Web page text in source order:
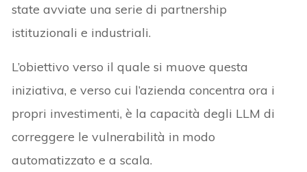
state avviate una serie di partnership
istituzionali e industriali.
L’obiettivo verso il quale si muove questa
iniziativa, e verso cui l’azienda concentra ora i
propri investimenti, è la capacità degli LLM di
correggere le vulnerabilità in modo
automatizzato e a scala.